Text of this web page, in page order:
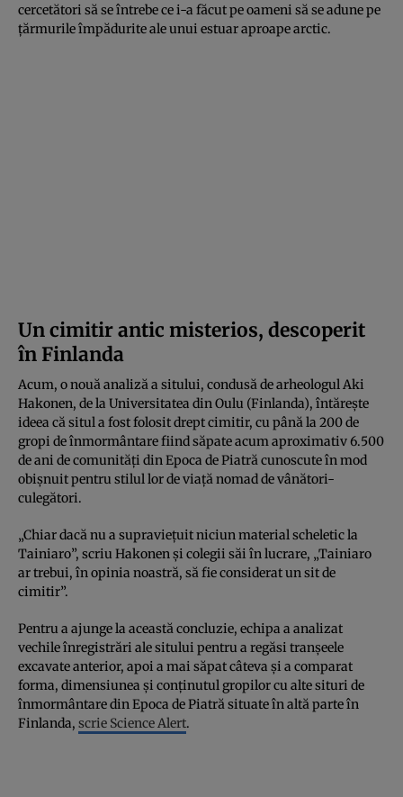
cercetători să se întrebe ce i-a făcut pe oameni să se adune pe
țărmurile împădurite ale unui estuar aproape arctic.
Un cimitir antic misterios, descoperit
în Finlanda
Acum, o nouă analiză a sitului, condusă de arheologul Aki
Hakonen, de la Universitatea din Oulu (Finlanda), întărește
ideea că situl a fost folosit drept cimitir, cu până la 200 de
gropi de înmormântare fiind săpate acum aproximativ 6.500
de ani de comunități din Epoca de Piatră cunoscute în mod
obișnuit pentru stilul lor de viață nomad de vânători-
culegători.
„Chiar dacă nu a supraviețuit niciun material scheletic la
Tainiaro”, scriu Hakonen și colegii săi în lucrare, „Tainiaro
ar trebui, în opinia noastră, să fie considerat un sit de
cimitir”.
Pentru a ajunge la această concluzie, echipa a analizat
vechile înregistrări ale sitului pentru a regăsi tranșeele
excavate anterior, apoi a mai săpat câteva și a comparat
forma, dimensiunea și conținutul gropilor cu alte situri de
înmormântare din Epoca de Piatră situate în altă parte în
Finlanda, scrie Science Alert.